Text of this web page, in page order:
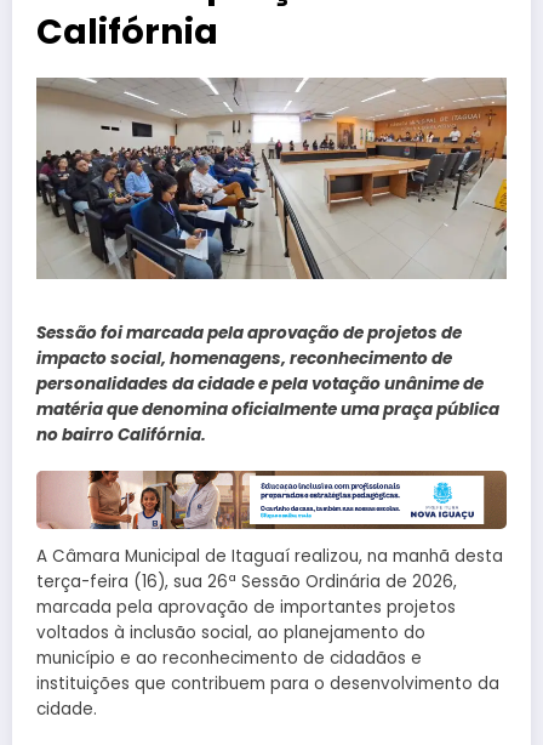
Califórnia
Sessão foi marcada pela aprovação de projetos de
impacto social, homenagens, reconhecimento de
personalidades da cidade e pela votação unânime de
matéria que denomina oficialmente uma praça pública
no bairro Califórnia.
A Câmara Municipal de Itaguaí realizou, na manhã desta
terça-feira (16), sua 26ª Sessão Ordinária de 2026,
marcada pela aprovação de importantes projetos
voltados à inclusão social, ao planejamento do
município e ao reconhecimento de cidadãos e
instituições que contribuem para o desenvolvimento da
cidade.